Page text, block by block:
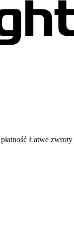
Łatwe zwroty